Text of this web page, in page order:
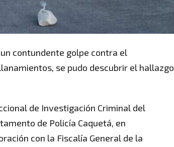
contundente golpe contra el
se pudo descubrir el hallazgo
de Investigación Criminal del
de Policía Caquetá, en
con la Fiscalía General de la